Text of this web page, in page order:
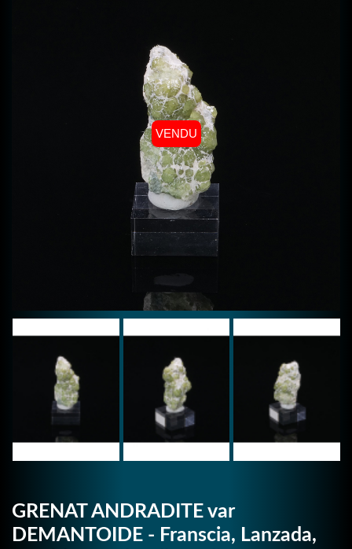
VENDU
GRENAT ANDRADITE var
DEMANTOIDE - Franscia, Lanzada,